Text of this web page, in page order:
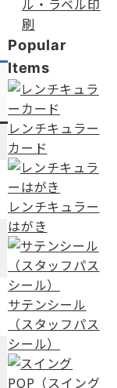
ル・ラベル印
刷
Popular
Items
レンチキュラー
カード
レンチキュラー
はがき
サテンシール
（スタッフパス
シール）